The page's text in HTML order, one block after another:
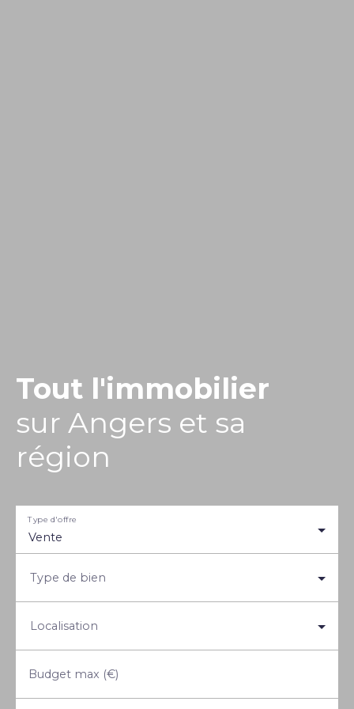
Tout l'immobilier
sur Angers et sa
région
Vente
Type d'offre
Type de bien
Localisation
Budget max (€)